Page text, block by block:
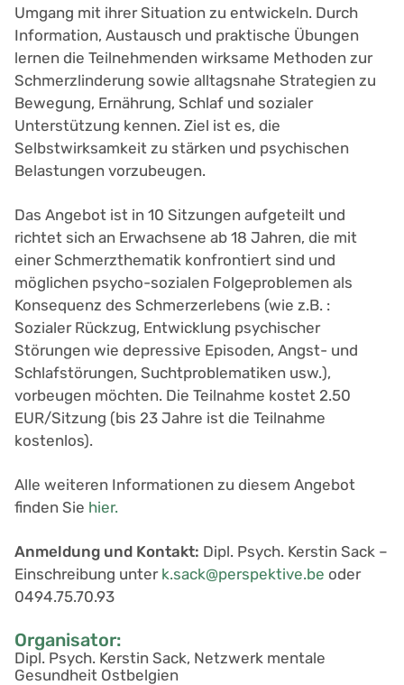
Umgang mit ihrer Situation zu entwickeln. Durch
Information, Austausch und praktische Übungen
lernen die Teilnehmenden wirksame Methoden zur
Schmerzlinderung sowie alltagsnahe Strategien zu
Bewegung, Ernährung, Schlaf und sozialer
Unterstützung kennen. Ziel ist es, die
Selbstwirksamkeit zu stärken und psychischen
Belastungen vorzubeugen.
Das Angebot ist in 10 Sitzungen aufgeteilt und
richtet sich an Erwachsene ab 18 Jahren, die mit
einer Schmerzthematik konfrontiert sind und
möglichen psycho-sozialen Folgeproblemen als
Konsequenz des Schmerzerlebens (wie z.B. :
Sozialer Rückzug, Entwicklung psychischer
Störungen wie depressive Episoden, Angst- und
Schlafstörungen, Suchtproblematiken usw.),
vorbeugen möchten. Die Teilnahme kostet 2.50
EUR/Sitzung (bis 23 Jahre ist die Teilnahme
kostenlos).
Alle weiteren Informationen zu diesem Angebot
finden Sie hier.
Anmeldung und Kontakt: Dipl. Psych. Kerstin Sack –
Einschreibung unter k.sack@perspektive.be oder
0494.75.70.93
Organisator:
Dipl. Psych. Kerstin Sack, Netzwerk mentale
Gesundheit Ostbelgien